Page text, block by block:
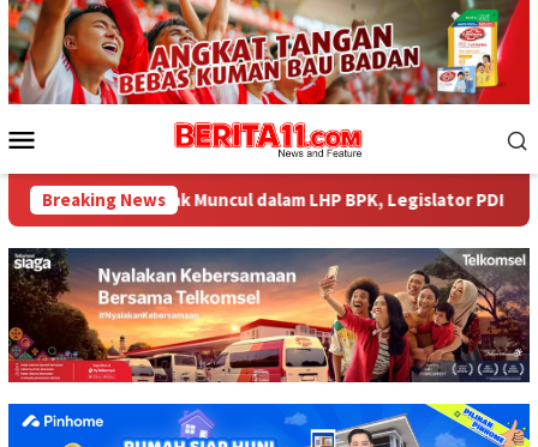
Loncat
ke
konten
Mobile
Breaking News
Miliar tak Muncul dalam LHP BPK, Legislator PDI